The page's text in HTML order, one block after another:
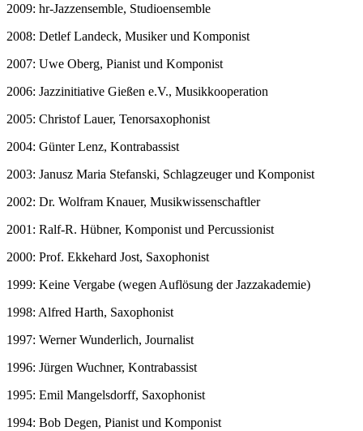
2009: hr-Jazzensemble, Studioensemble
2008: Detlef Landeck, Musiker und Komponist
2007: Uwe Oberg, Pianist und Komponist
2006: Jazzinitiative Gießen e.V., Musikkooperation
2005: Christof Lauer, Tenorsaxophonist
2004: Günter Lenz, Kontrabassist
2003: Janusz Maria Stefanski, Schlagzeuger und Komponist
2002: Dr. Wolfram Knauer, Musikwissenschaftler
2001: Ralf-R. Hübner, Komponist und Percussionist
2000: Prof. Ekkehard Jost, Saxophonist
1999: Keine Vergabe (wegen Auflösung der Jazzakademie)
1998: Alfred Harth, Saxophonist
1997: Werner Wunderlich, Journalist
1996: Jürgen Wuchner, Kontrabassist
1995: Emil Mangelsdorff, Saxophonist
1994: Bob Degen, Pianist und Komponist